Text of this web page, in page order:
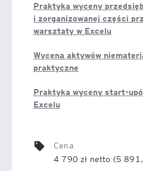
Praktyka wyceny
i zorganizowanej części
warsztaty w Excelu
Wycena aktywów
praktyczne
Praktyka wyceny start-
Excelu
Cena
4 790 zł netto (5